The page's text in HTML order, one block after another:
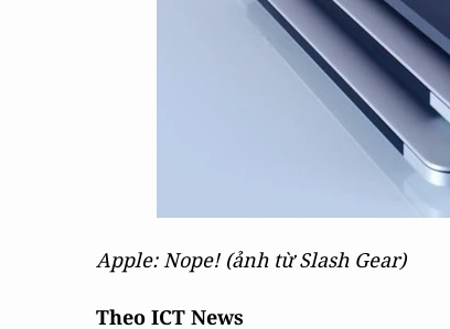
Apple: Nope! (ảnh từ Slash Gear)
Theo ICT News